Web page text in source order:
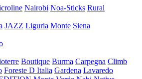
Nairobi Noa-Sticks Rural
JAZZ Liguria Monte Siena
Boutique Burma Carpegna Climb
Foreste D Italia Gardena Lavaredo